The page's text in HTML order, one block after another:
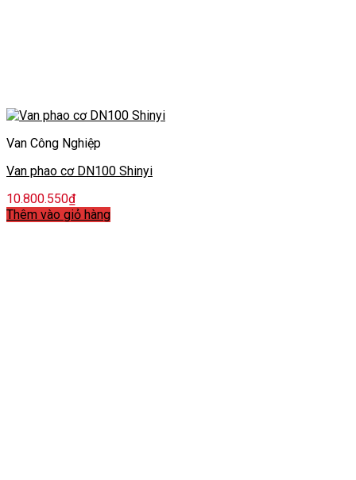
Van Công Nghiệp
Van phao cơ DN100 Shinyi
10.800.550₫
Thêm vào giỏ hàng